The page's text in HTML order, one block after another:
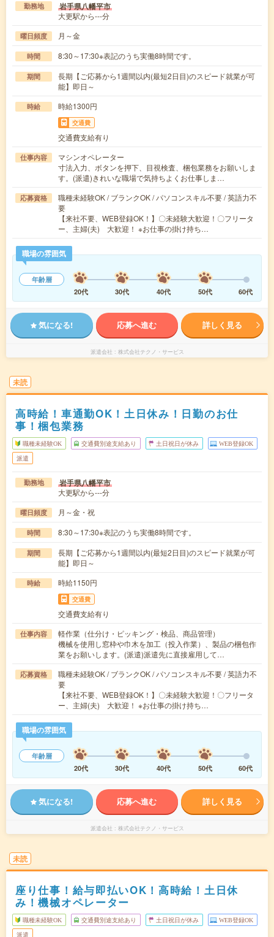
勤務地 岩手県八幡平市
大更駅から---分
曜日頻度 月～金
時間 8:30～17:30※表記のうち実働8時間です。
期間
長期【ご応募から1週間以内(最短2日目)のスピード就業が可
能】即日～
時給 時給1300円
交通費
交通費支給有り
仕事内容
マシンオペレーター
寸法入力、ボタンを押下、目視検査、梱包業務をお願いしま
す。(派遣)きれいな職場で気持ちよくお仕事しま…
応募資格
職種未経験OK / ブランクOK / パソコンスキル不要 / 英語力不
要
【来社不要、WEB登録OK！】〇未経験大歓迎！〇フリータ
ー、主婦(夫) 大歓迎！ ※お仕事の掛け持ち…
職場の雰囲気
年齢層
20代
30代 40代 50代 60代
気になる! 応募へ進む 詳しく見る
派遣会社 株式会社テクノ・サービス
未読
高時給！車通勤OK！土日休み！日勤のお仕
事！梱包業務
職種未経験OK 交通費別途支給あり 土日祝日が休み WEB登録OK
派遣
勤務地 岩手県八幡平市
大更駅から---分
曜日頻度 月～金・祝
時間 8:30～17:30※表記のうち実働8時間です。
期間
長期【ご応募から1週間以内(最短2日目)のスピード就業が可
能】即日～
時給 時給1150円
交通費
交通費支給有り
仕事内容
軽作業（仕分け・ピッキング・検品、商品管理）
機械を使用し窓枠や巾木を加工（投入作業）、製品の梱包作
業をお願いします。(派遣)派遣先に直接雇用して…
応募資格
職種未経験OK / ブランクOK / パソコンスキル不要 / 英語力不
要
【来社不要、WEB登録OK！】〇未経験大歓迎！〇フリータ
ー、主婦(夫) 大歓迎！ ※お仕事の掛け持ち…
職場の雰囲気
年齢層
20代
30代 40代 50代 60代
気になる! 応募へ進む 詳しく見る
派遣会社 株式会社テクノ・サービス
未読
座り仕事！給与即払いOK！高時給！土日休
み！機械オペレーター
職種未経験OK 交通費別途支給あり 土日祝日が休み WEB登録OK
派遣